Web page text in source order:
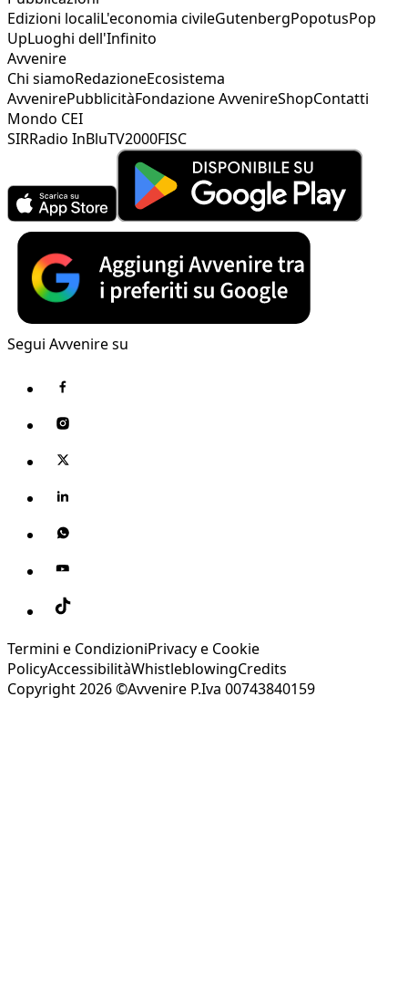
Edizioni localiL'economia civileGutenbergPopotusPop
UpLuoghi dell'Infinito
Avvenire
Chi siamoRedazioneEcosistema
AvvenirePubblicitàFondazione AvvenireShopContatti
Mondo CEI
SIRRadio InBluTV2000FISC
Segui Avvenire su
Termini e CondizioniPrivacy e Cookie
PolicyAccessibilitàWhistleblowingCredits
Copyright 2026 ©Avvenire P.Iva 00743840159